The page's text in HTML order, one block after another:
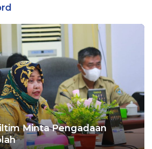
Minta Pengadaan